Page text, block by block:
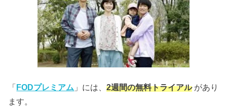
「FODプレミアム 」には、2週間の無料トライアルがあり
ます。